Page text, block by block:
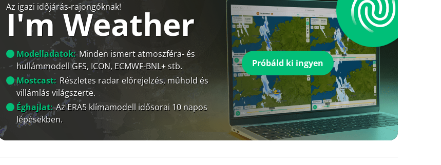
Az igazi időjárás-rajongóknak!
I'm Weather
Modelladatok: Minden ismert atmoszféra- és
hullámmodell GFS, ICON, ECMWF-BNL+ stb.
Mostcast: Részletes radar előrejelzés, műhold és
villámlás világszerte.
Éghajlat: Az ERA5 klímamodell idősorai 10 napos
lépésekben.
Próbáld ki ingyen